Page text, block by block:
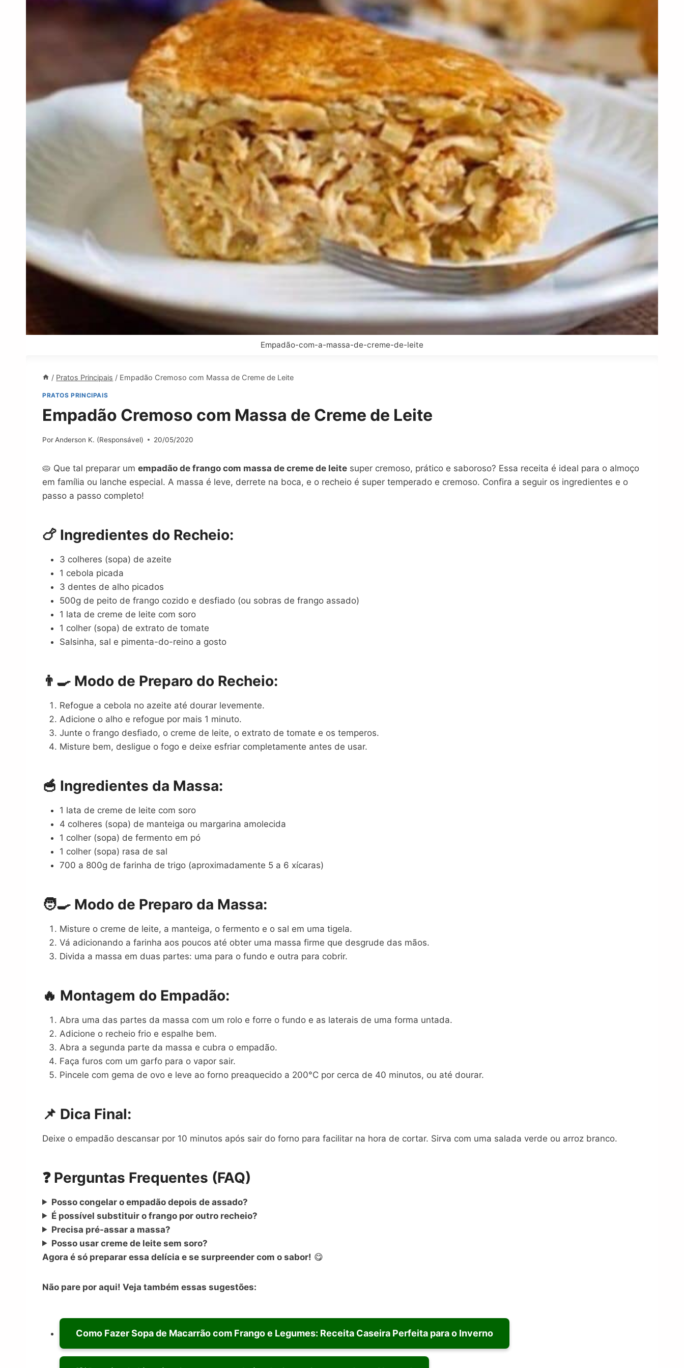
Empadão-com-a-massa-de-creme-de-leite
/ Pratos Principais / Empadão Cremoso com Massa de Creme de Leite
PRATOS PRINCIPAIS
Empadão Cremoso com Massa de Creme de Leite
Por Anderson K. (Responsável) 20/05/2020
🥧 Que tal preparar um empadão de frango com massa de creme de leite super cremoso, prático e saboroso? Essa receita é ideal para o almoço
em família ou lanche especial. A massa é leve, derrete na boca, e o recheio é super temperado e cremoso. Confira a seguir os ingredientes e o
passo a passo completo!
🍗 Ingredientes do Recheio:
3 colheres (sopa) de azeite
1 cebola picada
3 dentes de alho picados
500g de peito de frango cozido e desfiado (ou sobras de frango assado)
1 lata de creme de leite com soro
1 colher (sopa) de extrato de tomate
Salsinha, sal e pimenta-do-reino a gosto
👨‍🍳 Modo de Preparo do Recheio:
Refogue a cebola no azeite até dourar levemente.
Adicione o alho e refogue por mais 1 minuto.
Junte o frango desfiado, o creme de leite, o extrato de tomate e os temperos.
Misture bem, desligue o fogo e deixe esfriar completamente antes de usar.
🥣 Ingredientes da Massa:
1 lata de creme de leite com soro
4 colheres (sopa) de manteiga ou margarina amolecida
1 colher (sopa) de fermento em pó
1 colher (sopa) rasa de sal
700 a 800g de farinha de trigo (aproximadamente 5 a 6 xícaras)
🧑‍🍳 Modo de Preparo da Massa:
Misture o creme de leite, a manteiga, o fermento e o sal em uma tigela.
Vá adicionando a farinha aos poucos até obter uma massa firme que desgrude das mãos.
Divida a massa em duas partes: uma para o fundo e outra para cobrir.
🔥 Montagem do Empadão:
Abra uma das partes da massa com um rolo e forre o fundo e as laterais de uma forma untada.
Adicione o recheio frio e espalhe bem.
Abra a segunda parte da massa e cubra o empadão.
Faça furos com um garfo para o vapor sair.
Pincele com gema de ovo e leve ao forno preaquecido a 200°C por cerca de 40 minutos, ou até dourar.
📌 Dica Final:
Deixe o empadão descansar por 10 minutos após sair do forno para facilitar na hora de cortar. Sirva com uma salada verde ou arroz branco.
❓ Perguntas Frequentes (FAQ)
Posso congelar o empadão depois de assado?
É possível substituir o frango por outro recheio?
Precisa pré-assar a massa?
Posso usar creme de leite sem soro?
Agora é só preparar essa delícia e se surpreender com o sabor! 😋
Não pare por aqui! Veja também essas sugestões:
Como Fazer Sopa de Macarrão com Frango e Legumes: Receita Caseira Perfeita para o Inverno